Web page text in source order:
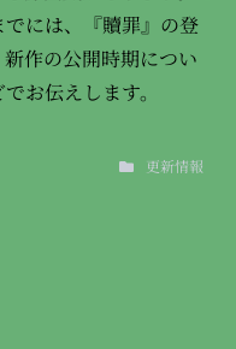
には、『贖罪』の登
作の公開時期につい
お伝えします。
更新情報